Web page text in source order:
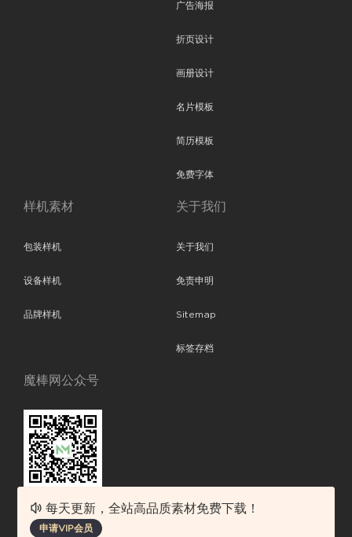
广告海报
折页设计
画册设计
名片模板
简历模板
免费字体
样机素材
包装样机
设备样机
品牌样机
关于我们
关于我们
免责申明
Sitemap
标签存档
魔棒网公众号
魔棒网提供优质设计模板下载，分享优秀的设计。素材包含了APP设计、
每天更新，全站高品质素材免费下载！
申请VIP会员